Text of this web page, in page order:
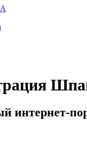
A
интернет-